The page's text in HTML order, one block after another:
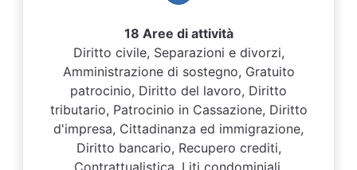
18 Aree di attività
Diritto civile, Separazioni e divorzi,
Amministrazione di sostegno, Gratuito
patrocinio, Diritto del lavoro, Diritto
tributario, Patrocinio in Cassazione, Diritto
d'impresa, Cittadinanza ed immigrazione,
Diritto bancario, Recupero crediti,
Contrattualistica, Liti condominiali,